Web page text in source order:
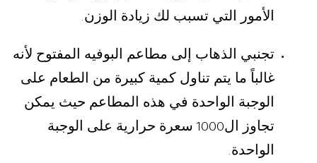
الأمور التي تسبب لك زيادة الوزن.
تجنبي الذهاب إلى مطاعم البوفيه المفتوح لأنه
غالباً ما يتم تناول كمية كبيرة من الطعام على
الوجبة الواحدة في هذه المطاعم حيث يمكن
تجاوز ال1000 سعرة حرارية على الوجبة
الواحدة.